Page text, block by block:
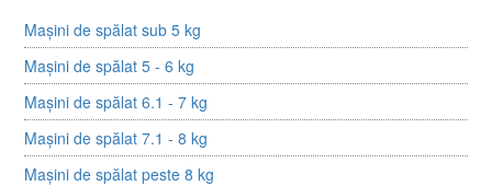
Mașini de spălat sub 5 kg
Mașini de spălat 5 - 6 kg
Mașini de spălat 6.1 - 7 kg
Mașini de spălat 7.1 - 8 kg
Mașini de spălat peste 8 kg